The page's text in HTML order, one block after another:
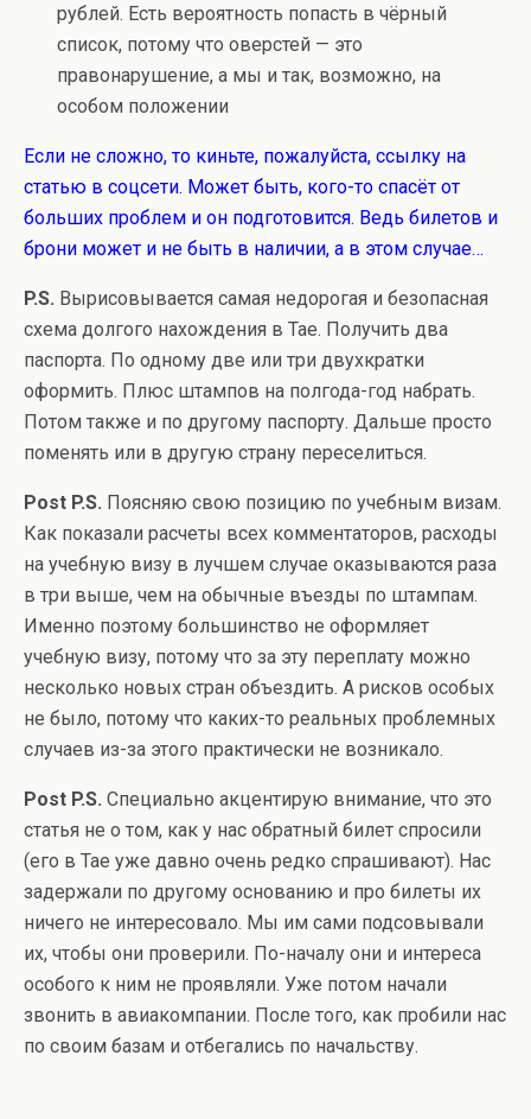
рублей. Есть вероятность попасть в чёрный
список, потому что оверстей — это
правонарушение, а мы и так, возможно, на
особом положении
Если не сложно, то киньте, пожалуйста, ссылку на
статью в соцсети. Может быть, кого-то спасёт от
больших проблем и он подготовится. Ведь билетов и
брони может и не быть в наличии, а в этом случае…
P.S. Вырисовывается самая недорогая и безопасная
схема долгого нахождения в Тае. Получить два
паспорта. По одному две или три двухкратки
оформить. Плюс штампов на полгода-год набрать.
Потом также и по другому паспорту. Дальше просто
поменять или в другую страну переселиться.
Post P.S. Поясняю свою позицию по учебным визам.
Как показали расчеты всех комментаторов, расходы
на учебную визу в лучшем случае оказываются раза
в три выше, чем на обычные въезды по штампам.
Именно поэтому большинство не оформляет
учебную визу, потому что за эту переплату можно
несколько новых стран объездить. А рисков особых
не было, потому что каких-то реальных проблемных
случаев из-за этого практически не возникало.
Post P.S. Специально акцентирую внимание, что это
статья не о том, как у нас обратный билет спросили
(его в Тае уже давно очень редко спрашивают). Нас
задержали по другому основанию и про билеты их
ничего не интересовало. Мы им сами подсовывали
их, чтобы они проверили. По-началу они и интереса
особого к ним не проявляли. Уже потом начали
звонить в авиакомпании. После того, как пробили нас
по своим базам и отбегались по начальству.